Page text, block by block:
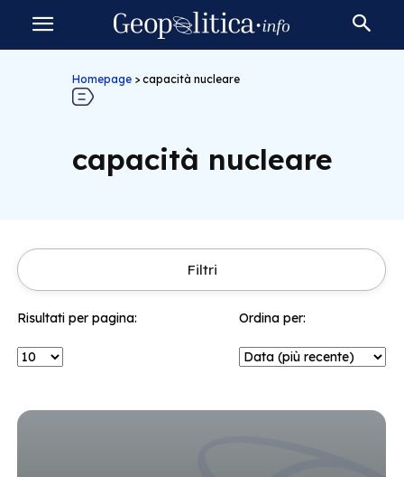
Homepage > capacità nucleare
capacità nucleare
Filtri
Risultati per pagina: Ordina per: